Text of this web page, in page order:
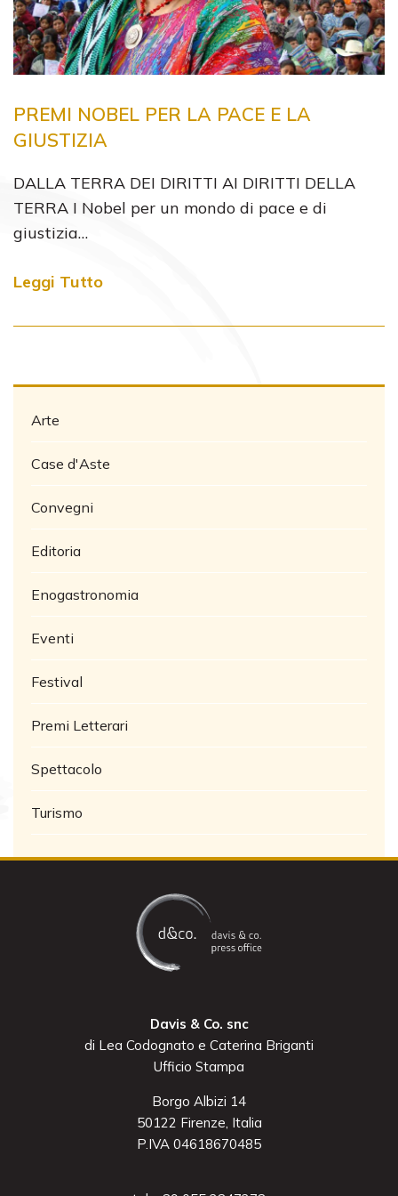
PREMI NOBEL PER LA PACE E LA
GIUSTIZIA
DALLA TERRA DEI DIRITTI AI DIRITTI DELLA
TERRA I Nobel per un mondo di pace e di
giustizia…
Leggi Tutto
Arte
Case d'Aste
Convegni
Editoria
Enogastronomia
Eventi
Festival
Premi Letterari
Spettacolo
Turismo
Davis & Co. snc
di Lea Codognato e Caterina Briganti
Ufficio Stampa
Borgo Albizi 14
50122 Firenze, Italia
P.IVA 04618670485